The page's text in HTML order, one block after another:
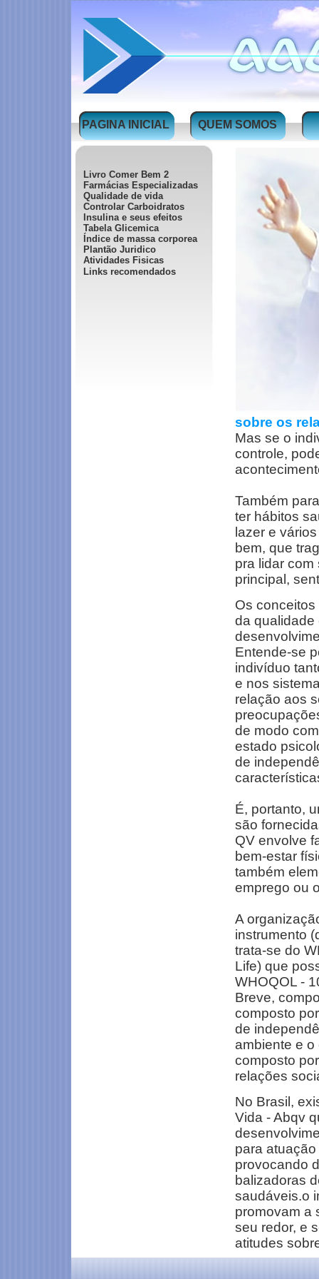
PAGINA INICIAL QUEM SOMOS
Livro Comer Bem 2
Farmácias Especializadas
Qualidade de vida
Controlar Carboidratos
Insulina e seus efeitos
Tabela Glicemica
Índice de massa corporea
Plantão Juridico
Atividades Fisicas
Links recomendados
sobre os
Mas se o
controle,
Também
ter hábitos
lazer e
bem, que
pra lidar
principal,
Os
da qualidade
Entende-se
indivíduo
e nos
relação aos
de modo
estado
de
É, portanto,
são
QV envolve
bem-estar
também
emprego ou
A
instrumento
trata-se do
Life) que
WHOQOL -
Breve,
composto
de
ambiente e o
composto
relações
No Brasil,
Vida - Abqv
para
provocando
balizadoras
saudáveis.o
promovam a
seu redor, e
atitudes